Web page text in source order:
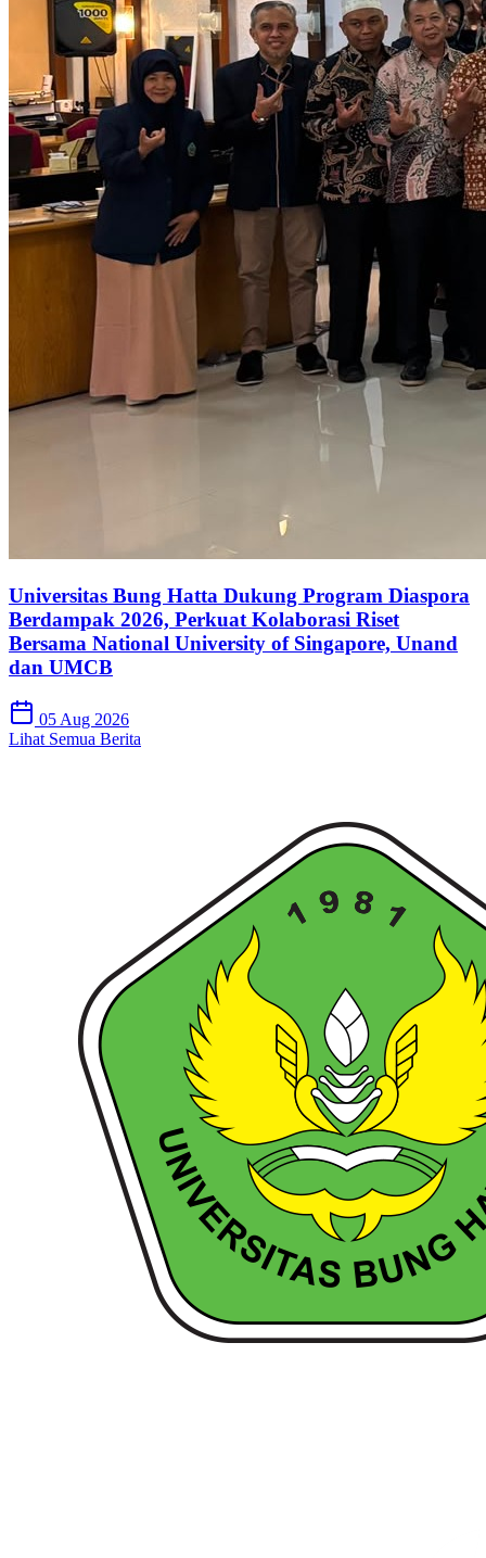
Universitas Bung Hatta Dukung Program Diaspora
Berdampak 2026, Perkuat Kolaborasi Riset
Bersama National University of Singapore, Unand
dan UMCB
05 Aug 2026
Lihat Semua Berita